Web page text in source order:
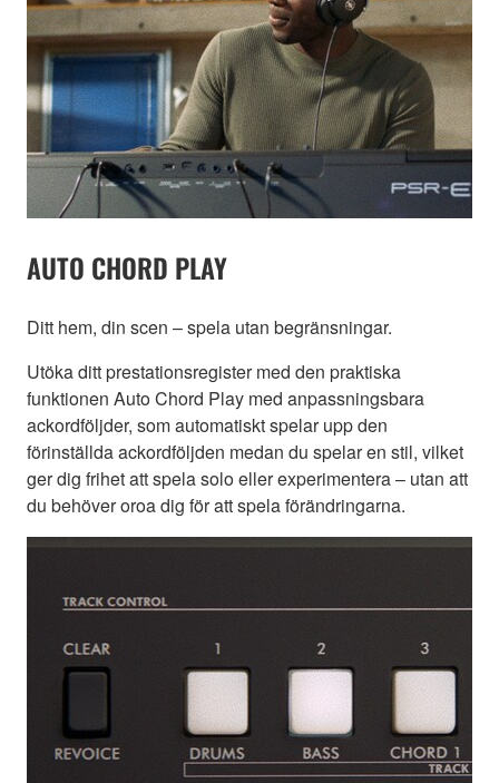
AUTO CHORD PLAY
Ditt hem, din scen – spela utan begränsningar.
Utöka ditt prestationsregister med den praktiska
funktionen Auto Chord Play med anpassningsbara
ackordföljder, som automatiskt spelar upp den
förinställda ackordföljden medan du spelar en stil, vilket
ger dig frihet att spela solo eller experimentera – utan att
du behöver oroa dig för att spela förändringarna.